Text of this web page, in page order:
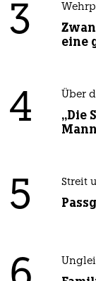
3
eine
4 Über
„Die
5 Streit